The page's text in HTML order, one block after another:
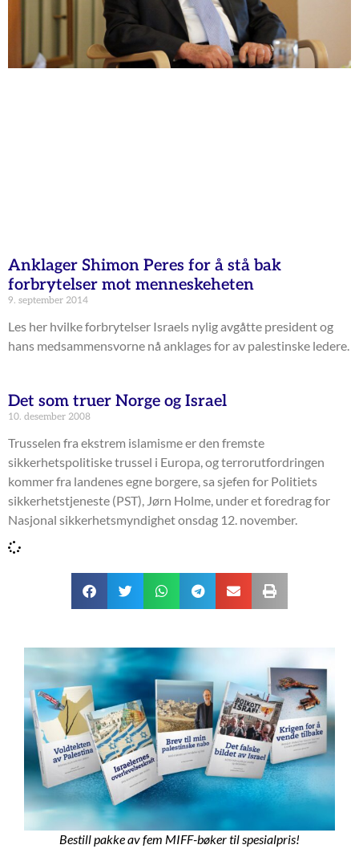
Anklager Shimon Peres for å stå bak
forbrytelser mot menneskeheten
9. september 2014
Les her hvilke forbrytelser Israels nylig avgåtte president og
hans medsammensvorne nå anklages for av palestinske ledere.
Det som truer Norge og Israel
10. desember 2008
Trusselen fra ekstrem islamisme er den fremste
sikkerhetspolitiske trussel i Europa, og terrorutfordringen
kommer fra landenes egne borgere, sa sjefen for Politiets
sikkerhetstjeneste (PST), Jørn Holme, under et foredrag for
Nasjonal sikkerhetsmyndighet onsdag 12. november.
Bestill pakke av fem MIFF-bøker til spesialpris!